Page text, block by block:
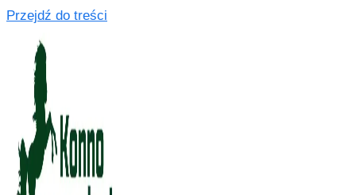
Przejdź do treści